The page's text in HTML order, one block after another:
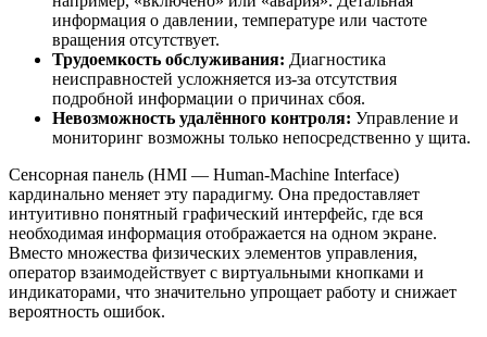
информация о давлении, температуре или частоте
вращения отсутствует.
Трудоемкость обслуживания: Диагностика
неисправностей усложняется из-за отсутствия
подробной информации о причинах сбоя.
Невозможность удалённого контроля: Управление и
мониторинг возможны только непосредственно у щита.
Сенсорная панель (HMI — Human-Machine Interface)
кардинально меняет эту парадигму. Она предоставляет
интуитивно понятный графический интерфейс, где вся
необходимая информация отображается на одном экране.
Вместо множества физических элементов управления,
оператор взаимодействует с виртуальными кнопками и
индикаторами, что значительно упрощает работу и снижает
вероятность ошибок.